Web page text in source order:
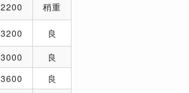
2200 稍重
3200
良
3000
良
3600
良